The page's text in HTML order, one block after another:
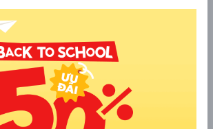
với thời trang nam, nhưng dòng áo khoác
rất đáng chú ý. Các mẫu áo khoác mùa
Owen chú trọng form dáng gọn gàng,
nhiệt tốt, đường may chắc chắn, phù hợp
dạo phố.
cách tối giản, thanh lịch nhưng vẫn
mùa đông nữ của thương hiệu này sử
cấp, giữ ấm tốt và có độ bền cao. Sản phẩm